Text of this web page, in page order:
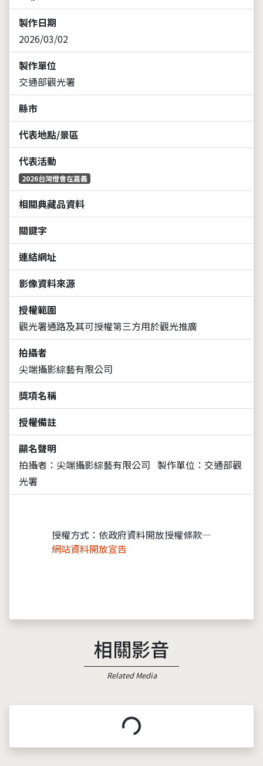
製作日期
2026/03/02
製作單位
交通部觀光署
縣市
代表地點/景區
代表活動
2026台灣燈會在嘉義
相關典藏品資料
關鍵字
連結網址
影像資料來源
授權範圍
觀光署通路及其可授權第三方用於觀光推廣
拍攝者
尖端攝影綜藝有限公司
獎項名稱
授權備註
顯名聲明
拍攝者：尖端攝影綜藝有限公司 製作單位：交通部觀
光署
授權方式：依政府資料開放授權條款—
網站資料開放宣告
相關影音
Related Media
載入中...